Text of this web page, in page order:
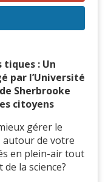
: Un
par l’Université
Sherbrooke
citoyens
gérer le
autour de votre
en plein-air tout
la science?